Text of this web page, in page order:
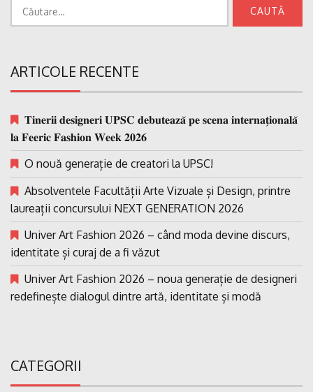
ARTICOLE RECENTE
𝐓𝐢𝐧𝐞𝐫𝐢𝐢 𝐝𝐞𝐬𝐢𝐠𝐧𝐞𝐫𝐢 𝐔𝐏𝐒𝐂 𝐝𝐞𝐛𝐮𝐭𝐞𝐚𝐳𝐚̆ 𝐩𝐞 𝐬𝐜𝐞𝐧𝐚 𝐢𝐧𝐭𝐞𝐫𝐧𝐚𝐭̗𝐢𝐨𝐧𝐚𝐥𝐚̆
𝐥𝐚 𝐅𝐞𝐞𝐫𝐢𝐜 𝐅𝐚𝐬𝐡𝐢𝐨𝐧 𝐖𝐞𝐞𝐤 𝟐𝟎𝟐𝟔
O nouă generație de creatori la UPSC!
Absolventele Facultății Arte Vizuale și Design, printre
laureații concursului NEXT GENERATION 2026
Univer Art Fashion 2026 – când moda devine discurs,
identitate și curaj de a fi văzut
Univer Art Fashion 2026 – noua generație de designeri
redefinește dialogul dintre artă, identitate și modă
CATEGORII